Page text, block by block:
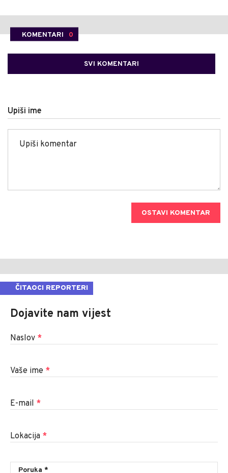
KOMENTARI 0
SVI KOMENTARI
Upiši ime
OSTAVI KOMENTAR
ČITAOCI REPORTERI
Dojavite nam vijest
Naslov *
Vaše ime *
E-mail *
Lokacija *